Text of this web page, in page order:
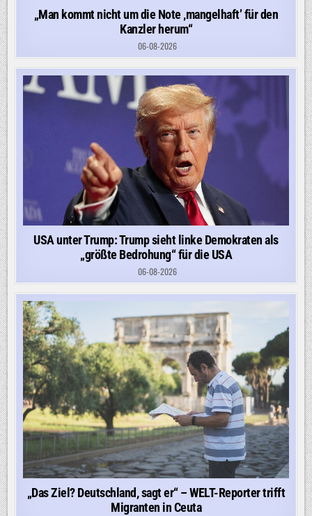
„Man kommt nicht um die Note ‚mangelhaft’ für den
Kanzler herum“
06-08-2026
USA unter Trump: Trump sieht linke Demokraten als
„größte Bedrohung“ für die USA
06-08-2026
„Das Ziel? Deutschland, sagt er“ – WELT-Reporter trifft
Migranten in Ceuta